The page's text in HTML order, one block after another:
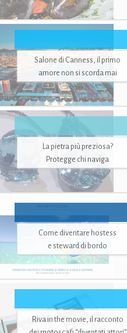
Salone di Canness, il primo
amore non si scorda mai
La pietra più preziosa?
Protegge chi naviga
Come diventare hostess
e steward di bordo
Riva in the movie, il racconto